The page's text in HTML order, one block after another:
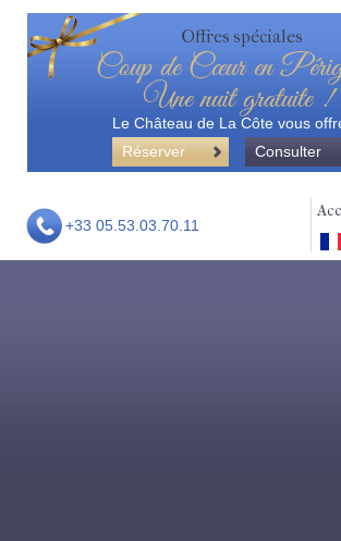
Offres spéciales
Coup de Cœur en
Une nuit gratuite !
Le Château de La Côte vous
Réserver
Consulter
+33 05.53.03.70.11